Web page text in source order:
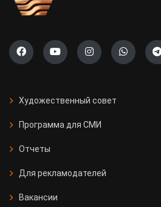
Художественный совет
Программа для СМИ
Отчеты
Для рекламодателей
Вакансии